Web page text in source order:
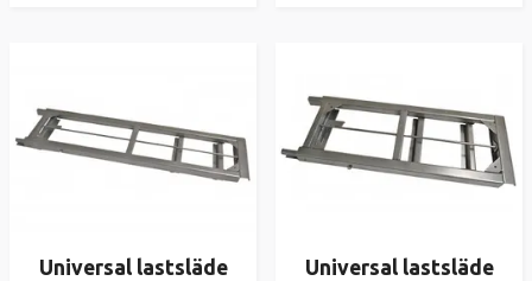
Universal lastsläde
Universal lastsläde